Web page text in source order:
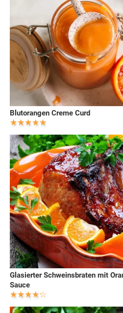
Blutorangen Creme Curd
Glasierter Schweinsbraten mit
Sauce